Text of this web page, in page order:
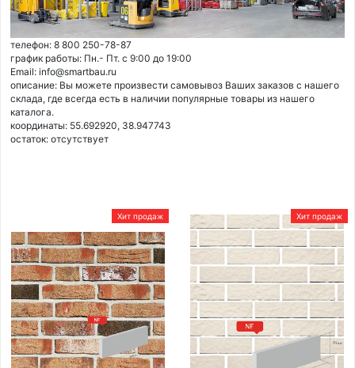
телефон: 8 800 250-78-87
график работы: Пн.- Пт. с 9:00 до 19:00
Email: info@smartbau.ru
описание: Вы можете произвести самовывоз Ваших заказов с нашего
склада, где всегда есть в наличии популярные товары из нашего
каталога.
координаты: 55.692920, 38.947743
остаток: отсутствует
Хит продаж Хит продаж